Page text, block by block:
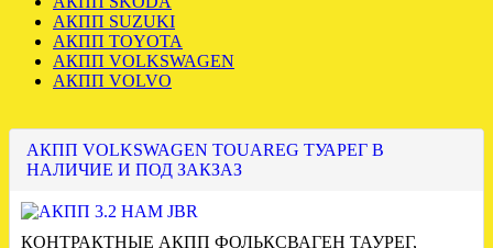
АКПП SUZUKI
АКПП TOYOTA
АКПП VOLKSWAGEN
АКПП VOLVO
АКПП VOLKSWAGEN TOUAREG ТУАРЕГ В
НАЛИЧИЕ И ПОД ЗАКЗАЗ
КОНТРАКТНЫЕ АКПП ФОЛЬКСВАГЕН ТАУРЕГ,